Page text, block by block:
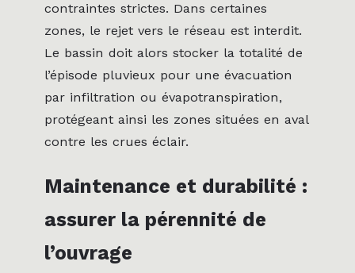
contraintes strictes. Dans certaines
zones, le rejet vers le réseau est interdit.
Le bassin doit alors stocker la totalité de
l’épisode pluvieux pour une évacuation
par infiltration ou évapotranspiration,
protégeant ainsi les zones situées en aval
contre les crues éclair.
Maintenance et durabilité :
assurer la pérennité de
l’ouvrage